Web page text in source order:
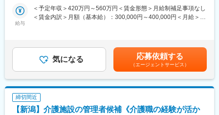
（3）安定した事業基盤で安心のキャリア形成
【同社について】
東日本福祉経営サービスグループは、介護事業所の開設・運営を
通じて、介護の悩みを抱えていらっしゃるお客様のサポートをさ
せて頂いています。2002年に会社を設立し、東京・埼玉・千葉・
新潟にて、計55事業所を運営。
主に介護付有料老人ホームを中心に事業展開を図っています。
・労働時間管理
・人事考課（評価、処遇の策定、運用）、
・人事関連制度の改訂
■介護業界について：
昨今人口減少が進んでいる中、介護業界は数少ない成長産業とな
給与
＜予定年収＞420万円～560万円＜賃金形態＞月給制補足事項なし
＜賃金内訳＞月額（基本給）：300,000円～400,000円＜月給＞
（7月、12月）賃金はあくまでも目安の金額であり、選考を通じ
て上下する可能性があります。月給(月額)は固定手当を含めた表記
です。
気になる 応募依頼する
（エージェントサービス）
締切間近
【新潟】介護施設の管理者候補《介護職の経験が活か